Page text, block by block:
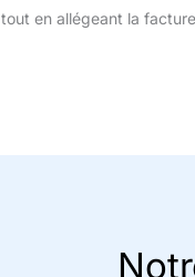
en allégeant la